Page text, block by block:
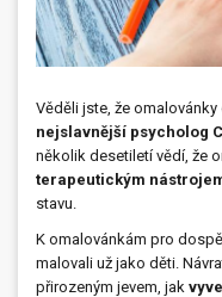
Úvod
Novinky
Kontakty
Věděli jste, že
nejslavnější psycholog
několik desetiletí vědí, že
terapeutickým
stavu.
K omalovánkám pro
malovali už jako děti.
přirozeným jevem, jak